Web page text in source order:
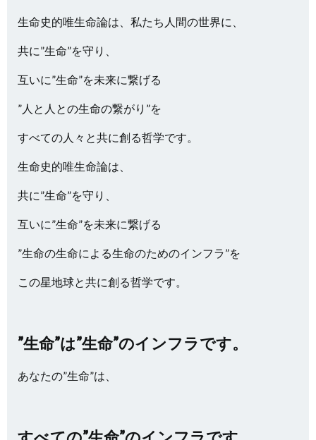
生命史的唯生命論は、私たち人間の世界に、
共に”生命”を守り、
互いに”生命”を未来に繋げる
”人と人との生命の繋がり”を
すべての人々と共に創る哲学です。
生命史的唯生命論は、
共に”生命”を守り、
互いに”生命”を未来に繋げる
”生命の生命による生命のためのインフラ”を
この星地球と共に創る哲学です。
”生命”は”生命”のインフラです。
あなたの”生命”は、